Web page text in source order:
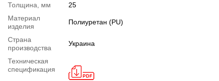
Толщина, мм
25
Материал
изделия
Полиуретан (PU)
Страна
производства
Украина
Техническая
спецификация